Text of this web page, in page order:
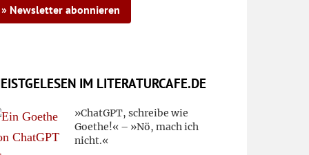
» Newsletter abonnieren
IM LITERATURCAFE.DE
»ChatGPT, schreibe wie
Goethe!« – »Nö, mach ich
nicht.«